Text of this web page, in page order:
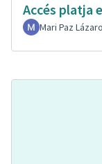
Accés platja
Mari Paz